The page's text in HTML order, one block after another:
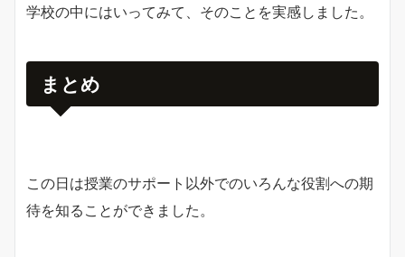
学校の中にはいってみて、そのことを実感しました。
まとめ
この日は授業のサポート以外でのいろんな役割への期
待を知ることができました。